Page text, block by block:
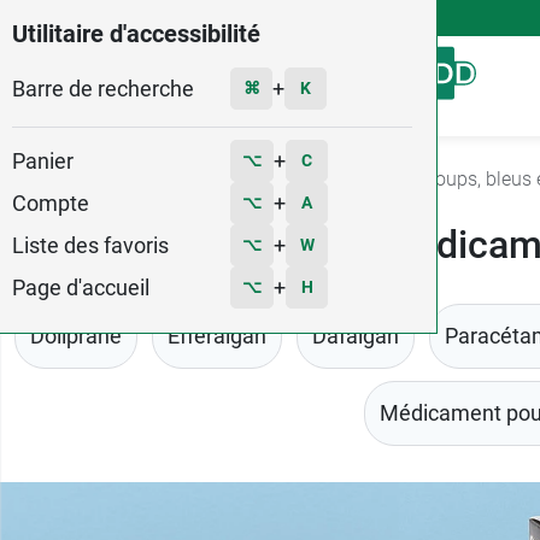
Utilitaire d'accessibilité
Barre de recherche ⌘ + K
Panier ⌥ + C
Compte ⌥ + A
Liste des favoris ⌥ + W
Page d'accueil ⌥ + H
Menu
Coups,
Doliprane Efferalgan Dafalgan
Médicament